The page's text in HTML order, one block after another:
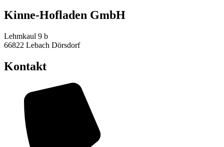
Kinne-Hofladen GmbH
Lehmkaul 9 b
66822 Lebach Dörsdorf
Kontakt